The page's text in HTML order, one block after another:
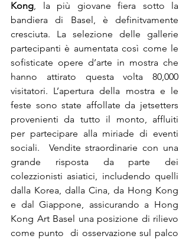
Kong, la più giovane fiera sotto la
bandiera di Basel, è definitvamente
cresciuta. La selezione delle gallerie
partecipanti è aumentata così come le
sofisticate opere d’arte in mostra che
hanno attirato questa volta 80,000
visitatori. L’apertura della mostra e le
feste sono state affollate da jetsetters
provenienti da tutto il monto, affluiti
per partecipare alla miriade di eventi
sociali.  Vendite straordinarie con una
grande risposta da parte dei
colezzionisti asiatici, includendo quelli
dalla Korea, dalla Cina, da Hong Kong
e dal Giappone, assicurando a Hong
Kong Art Basel una posizione di rilievo
come punto  di osservazione sul palco